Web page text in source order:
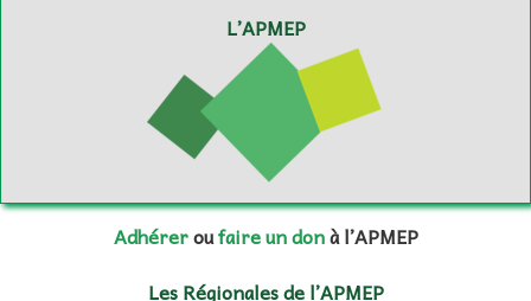
L’APMEP
Adhéreroufaire un donà l’APMEP
Les Régionales de l’APMEP